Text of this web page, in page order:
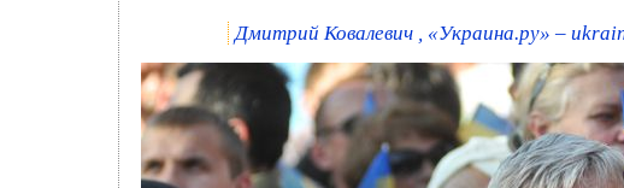
Дмитрий Ковалевич , «Украина.ру» –